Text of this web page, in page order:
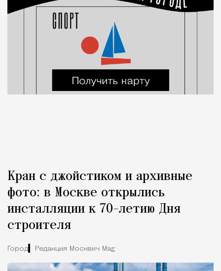
Кран с джойстиком и архивные
фото: в Москве открылись
инсталляции к 70-летию Дня
строителя
Город Редакция Москвич Mag